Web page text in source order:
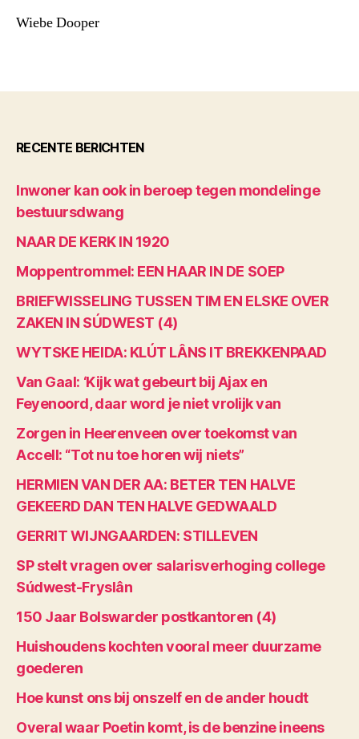
Wiebe Dooper
RECENTE BERICHTEN
Inwoner kan ook in beroep tegen mondelinge
bestuursdwang
NAAR DE KERK IN 1920
Moppentrommel: EEN HAAR IN DE SOEP
BRIEFWISSELING TUSSEN TIM EN ELSKE OVER
ZAKEN IN SÚDWEST (4)
WYTSKE HEIDA: KLÚT LÂNS IT BREKKENPAAD
Van Gaal: ‘Kijk wat gebeurt bij Ajax en
Feyenoord, daar word je niet vrolijk van
Zorgen in Heerenveen over toekomst van
Accell: “Tot nu toe horen wij niets”
HERMIEN VAN DER AA: BETER TEN HALVE
GEKEERD DAN TEN HALVE GEDWAALD
GERRIT WIJNGAARDEN: STILLEVEN
SP stelt vragen over salarisverhoging college
Súdwest-Fryslân
150 Jaar Bolswarder postkantoren (4)
Huishoudens kochten vooral meer duurzame
goederen
Hoe kunst ons bij onszelf en de ander houdt
Overal waar Poetin komt, is de benzine ineens